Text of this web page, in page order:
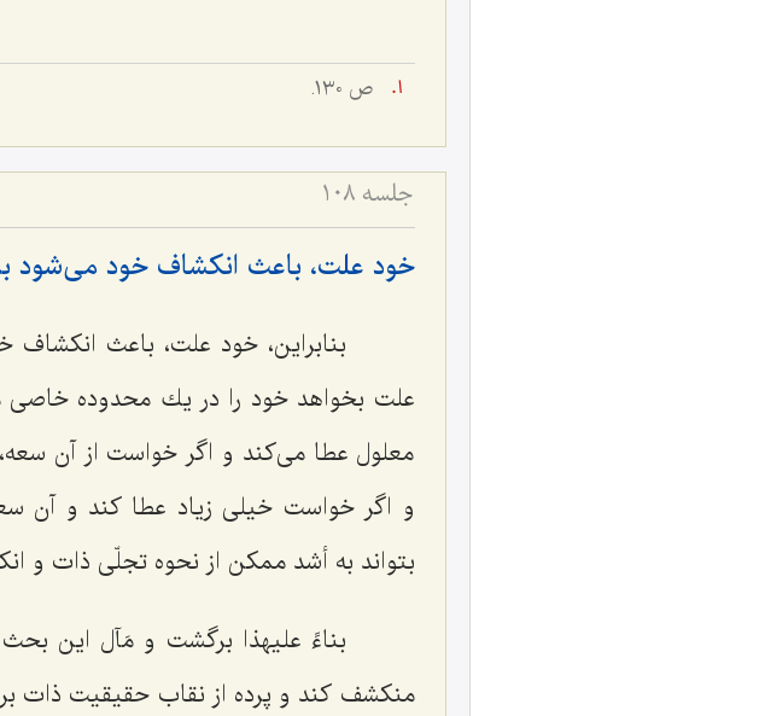
ص ١٣٠.
جلسه ۱۰۸
خود علت، باعث انكشاف خود مى‌شود
بنابراین، خود علت، باعث انكشاف
علت بخواهد خود را در یك محدوده
معلول عطا مى‌كند و اگر خواست از آن
و اگر خواست خیلى زیاد عطا كند و آن
بتواند به أشد ممكن از نحوه تجلّى ذات و
بناءً علیهذا برگشت و مَآل این
منكشف كند و پرده از نقاب حقیقیت ذات